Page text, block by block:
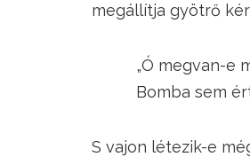
megállítja gyötrő
„Ó megvan-e
Bomba sem
S vajon létezik-e